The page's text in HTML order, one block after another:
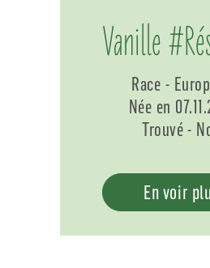
Vanille
Race -
Née en
Trouvé -
En voir